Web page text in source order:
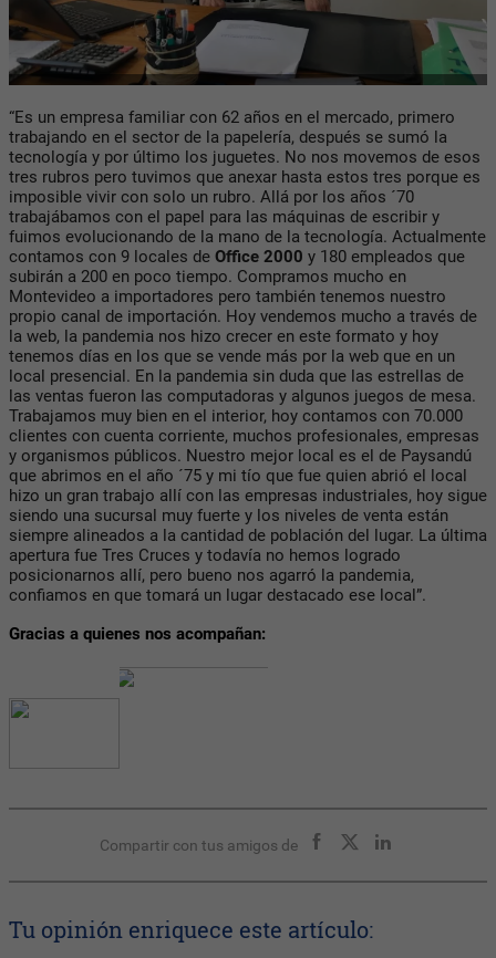
“Es un empresa familiar con 62 años en el mercado, primero
trabajando en el sector de la papelería, después se sumó la
tecnología y por último los juguetes. No nos movemos de esos
tres rubros pero tuvimos que anexar hasta estos tres porque es
imposible vivir con solo un rubro. Allá por los años ´70
trabajábamos con el papel para las máquinas de escribir y
fuimos evolucionando de la mano de la tecnología. Actualmente
contamos con 9 locales de Office 2000 y 180 empleados que
subirán a 200 en poco tiempo. Compramos mucho en
Montevideo a importadores pero también tenemos nuestro
propio canal de importación. Hoy vendemos mucho a través de
la web, la pandemia nos hizo crecer en este formato y hoy
tenemos días en los que se vende más por la web que en un
local presencial. En la pandemia sin duda que las estrellas de
las ventas fueron las computadoras y algunos juegos de mesa.
Trabajamos muy bien en el interior, hoy contamos con 70.000
clientes con cuenta corriente, muchos profesionales, empresas
y organismos públicos. Nuestro mejor local es el de Paysandú
que abrimos en el año ´75 y mi tío que fue quien abrió el local
hizo un gran trabajo allí con las empresas industriales, hoy sigue
siendo una sucursal muy fuerte y los niveles de venta están
siempre alineados a la cantidad de población del lugar. La última
apertura fue Tres Cruces y todavía no hemos logrado
posicionarnos allí, pero bueno nos agarró la pandemia,
confiamos en que tomará un lugar destacado ese local”.
Gracias a quienes nos acompañan:
Compartir con tus amigos de
Tu opinión enriquece este artículo: